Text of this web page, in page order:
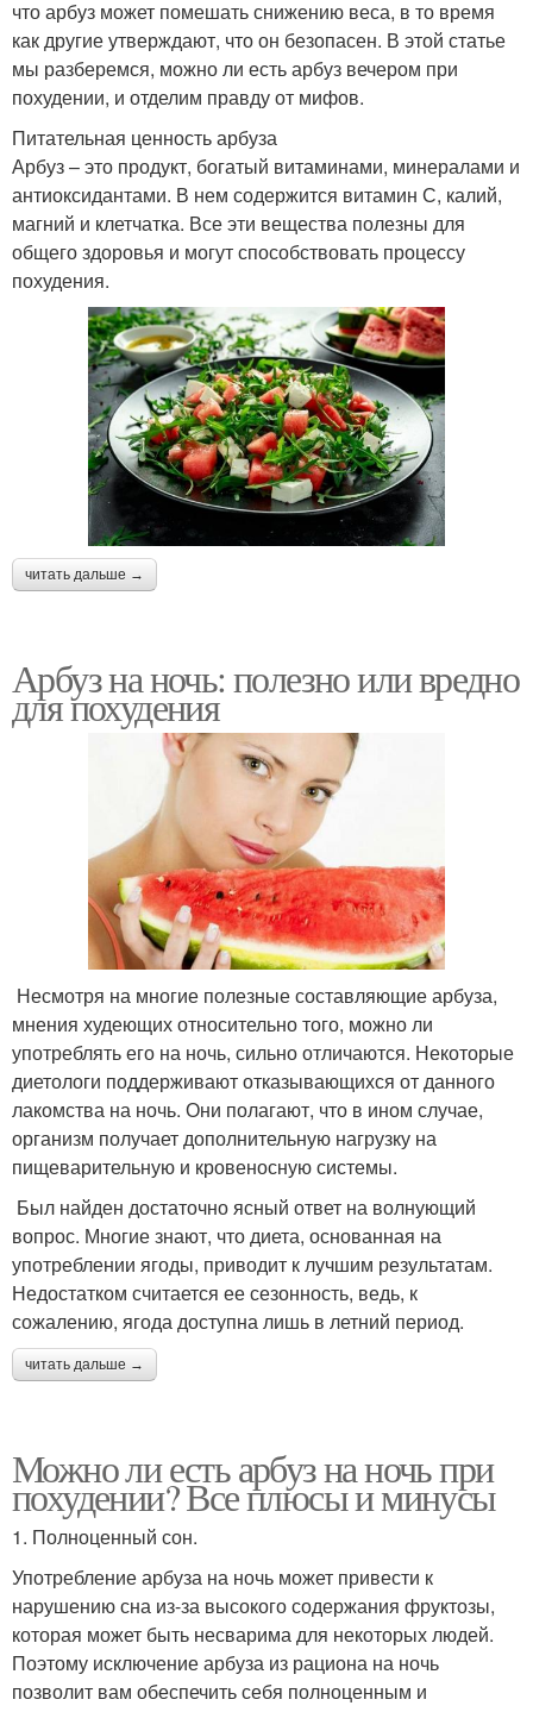
что арбуз может помешать снижению веса, в то время
как другие утверждают, что он безопасен. В этой статье
мы разберемся, можно ли есть арбуз вечером при
похудении, и отделим правду от мифов.
Питательная ценность арбуза
Арбуз – это продукт, богатый витаминами, минералами и
антиоксидантами. В нем содержится витамин С, калий,
магний и клетчатка. Все эти вещества полезны для
общего здоровья и могут способствовать процессу
похудения.
читать дальше →
Арбуз на ночь: полезно или вредно
для похудения
Несмотря на многие полезные составляющие арбуза,
мнения худеющих относительно того, можно ли
употреблять его на ночь, сильно отличаются. Некоторые
диетологи поддерживают отказывающихся от данного
лакомства на ночь. Они полагают, что в ином случае,
организм получает дополнительную нагрузку на
пищеварительную и кровеносную системы.
Был найден достаточно ясный ответ на волнующий
вопрос. Многие знают, что диета, основанная на
употреблении ягоды, приводит к лучшим результатам.
Недостатком считается ее сезонность, ведь, к
сожалению, ягода доступна лишь в летний период.
читать дальше →
Можно ли есть арбуз на ночь при
похудении? Все плюсы и минусы
1. Полноценный сон.
Употребление арбуза на ночь может привести к
нарушению сна из-за высокого содержания фруктозы,
которая может быть несварима для некоторых людей.
Поэтому исключение арбуза из рациона на ночь
позволит вам обеспечить себя полноценным и